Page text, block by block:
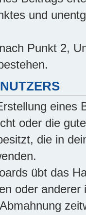
und
Punkt 2,
eines
oder die
die in
übt das
oder